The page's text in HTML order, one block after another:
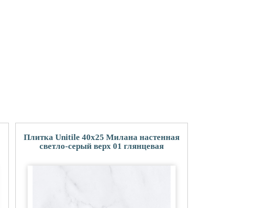
Плитка Unitile 40x25 Милана настенная
светло-серый верх 01 глянцевая